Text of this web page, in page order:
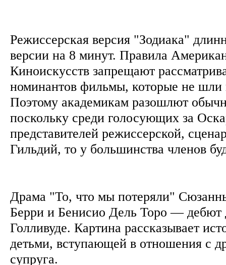
Режиссерская версия "Зодиака"
версии на 8 минут. Правила
Киноискусств запрещают
номинантов фильмы, которые не шли
Поэтому академикам разошлют
поскольку среди голосующих за
представителей режиссерской,
Гильдий, то у большинства членов
Драма "То, что мы потеряли"
Берри и Бенисио Дель Торо — дебют
Голливуде. Картина рассказывает
детьми, вступающей в отношения с
супруга.